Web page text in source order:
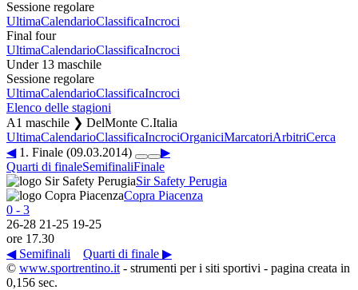
Sessione regolare
UltimaCalendarioClassificaIncroci
Final four
UltimaCalendarioClassificaIncroci
Under 13 maschile
Sessione regolare
UltimaCalendarioClassificaIncroci
Elenco delle stagioni
A1 maschile ❯ DelMonte C.Italia
UltimaCalendarioClassificaIncrociOrganiciMarcatoriArbitriCerca
◀1. Finale (09.03.2014)
▶
Quarti di finaleSemifinaliFinale
Sir Safety Perugia
Copra Piacenza
0 - 3
26-28 21-25 19-25
ore 17.30
◀ Semifinali
Quarti di finale ▶
© www.sportrentino.it - strumenti per i siti sportivi - pagina creata in
0,156 sec.